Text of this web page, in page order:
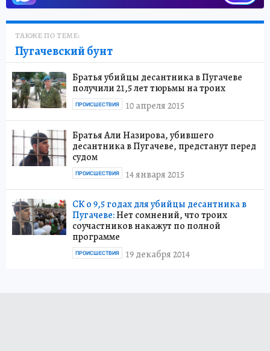
ТАКЖЕ ПО ТЕМЕ:
Пугачевский бунт
Братья убийцы десантника в Пугачеве
получили 21,5 лет тюрьмы на троих
10 апреля 2015
ПРОИСШЕСТВИЯ
Братья Али Назирова, убившего
десантника в Пугачеве, предстанут перед
судом
14 января 2015
ПРОИСШЕСТВИЯ
СК о 9,5 годах для убийцы десантника в
Пугачеве:Нет сомнений, что троих
соучастников накажут по полной
программе
19 декабря 2014
ПРОИСШЕСТВИЯ